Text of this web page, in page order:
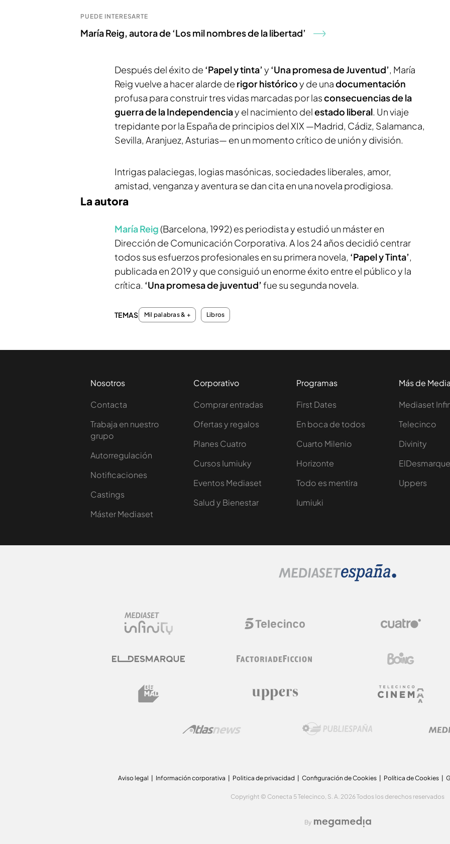
PUEDE INTERESARTE
María Reig, autora de ‘Los mil nombres de la libertad’
Después del éxito de ‘Papel y tinta’y ‘Una promesa de Juventud’, María
Reig vuelve a hacer alarde de rigor históricoy de unadocumentación
profusa para construir tres vidas marcadas por lasconsecuencias de la
guerra de la Independenciay el nacimiento delestado liberal. Un viaje
trepidante por la España de principios del XIX —Madrid, Cádiz, Salamanca,
Sevilla, Aranjuez, Asturias— en un momento crítico de unión y división.
Intrigas palaciegas, logias masónicas, sociedades liberales, amor,
amistad, venganza y aventura se dan cita en una novela prodigiosa.
La autora
María Reig(Barcelona, 1992) es periodista y estudió un máster en
Dirección de Comunicación Corporativa. A los 24 años decidió centrar
todos sus esfuerzos profesionales en su primera novela, ‘Papel y Tinta’,
publicada en 2019 y que consiguió un enorme éxito entre el público y la
crítica. ‘Una promesa de juventud’fue su segunda novela.
TEMAS Mil palabras & + Libros
Nosotros
Contacta
Trabaja en nuestro
grupo
Autorregulación
Notificaciones
Castings
Máster Mediaset
Corporativo
Comprar entradas
Ofertas y regalos
Planes Cuatro
Cursos Iumiuky
Eventos Mediaset
Salud y Bienestar
Programas
First Dates
En boca de todos
Cuarto Milenio
Horizonte
Todo es mentira
Iumiuki
Más de
Mediaset
Telecinco
Divinity
ElDesmarque
Uppers
Aviso legal Información corporativa Politica de privacidad Configuración de Cookies Política de Cookies
Copyright © Conecta 5 Telecinco, S. A. 2026 Todos los derechos reservados
By